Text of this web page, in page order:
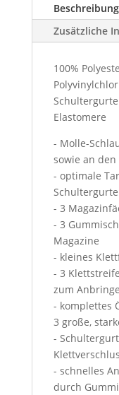
Beschreibung
Zusätzliche
100%
Elastomere
- Molle-
sowie an
- optimale
- 3
- 3
Magazine
- kleines
- 3
zum
- komplettes
3 große,
-
- schnelles
durch